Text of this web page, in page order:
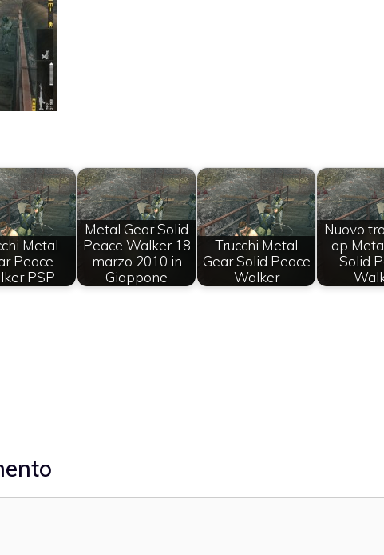
Metal
Peace
PSP
Metal Gear Solid
Peace Walker 18
marzo 2010 in
Giappone
Trucchi Metal
Gear Solid Peace
Walker
Nuovo
op
Solid